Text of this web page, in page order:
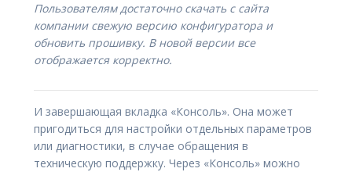
Пользователям достаточно скачать с сайта
компании свежую версию конфигуратора и
обновить прошивку. В новой версии все
отображается корректно.
И завершающая вкладка «Консоль». Она может
пригодиться для настройки отдельных параметров
или диагностики, в случае обращения в
техническую поддержку. Через «Консоль» можно